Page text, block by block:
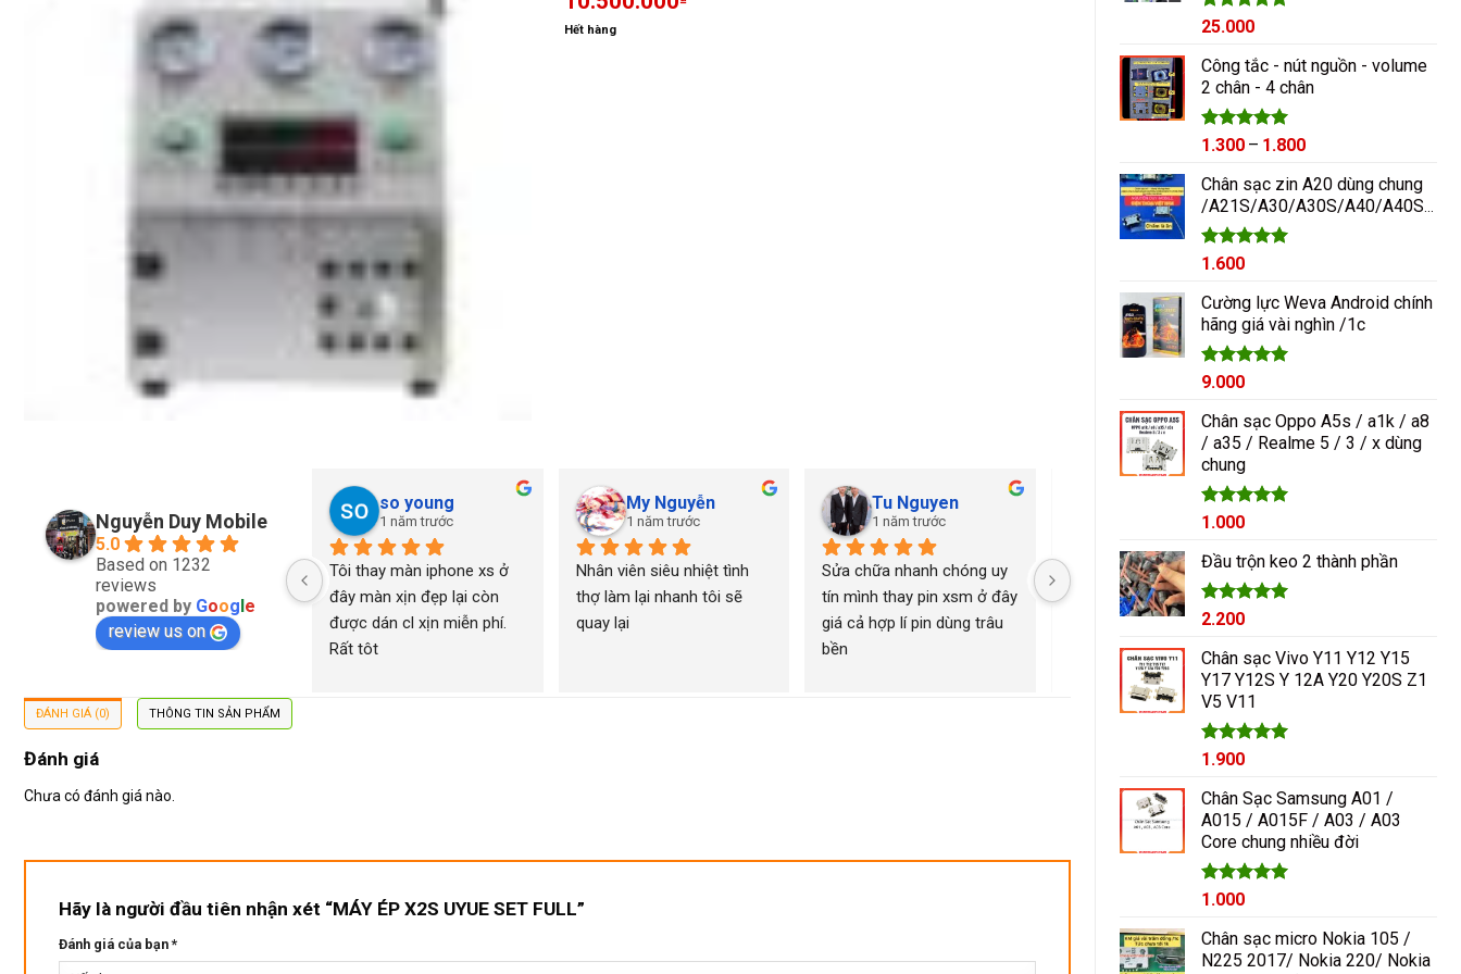
Được xếp
5 sao
25.000
Công tắc - nút nguồn - volume
2 chân - 4 chân
Được xếp
5 sao
1.300 – 1.800Khoảng
từ
1.300₫
Chân sạc zin A20 dùng chung
/A21S/A30/A30S/A40/A40S/A50/A60/A70/M10/M20
Được xếp
5 sao
1.600
Cường lực Weva Android chính
hãng giá vài nghìn /1c
Được xếp
5 sao
9.000
Chân sạc Oppo A5s / a1k / a8
/ a35 / Realme 5 / 3 / x dùng
chung
Được xếp
5 sao
1.000
Đầu trộn keo 2 thành phần
Được xếp
5 sao
2.200
Chân sạc Vivo Y11 Y12 Y15
Y17 Y12S Y 12A Y20 Y20S Z1
V5 V11
Được xếp
5 sao
1.900
Chân Sạc Samsung A01 /
A015 / A015F / A03 / A03
Core chung nhiều đời
Được xếp
5 sao
Giá
là:
1.200₫.
1.000Giá
tại
là:
Chân sạc micro Nokia 105 /
N225 2017/ Nokia 220/ Nokia
Hết hàng
Nguyễn Duy Mobile
5.0
Based on 1232
reviews
powered by Google
review us on
so young
1 năm trước
Tôi thay màn iphone xs ở
đây màn xịn đẹp lại còn
được dán cl xịn miễn phí.
Rất tôt
My Nguyễn
1 năm trước
Nhân viên siêu nhiệt tình
thợ làm lại nhanh tôi sẽ
quay lại
Tu Nguyen
1 năm trước
Sửa chữa nhanh chóng uy
tín mình thay pin xsm ở đây
giá cả hợp lí pin dùng trâu
bền
Nguyễn Duy sửa chữa rất
tốt giá hợp lí rẻ so với mặt
bằng chung. Uy tín
Có con máy 8pl nát
ngayyy. Đẹp lắm
ĐÁNH GIÁ (0) THÔNG TIN SẢN PHẨM
Đánh giá
Chưa có đánh giá nào.
Hãy là người đầu tiên nhận xét “MÁY ÉP X2S UYUE SET FULL”
Đánh giá của bạn*